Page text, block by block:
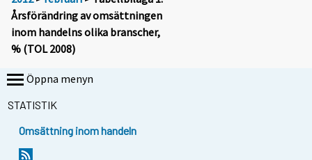
Årsförändring av omsättningen
inom handelns olika branscher,
% (TOL 2008)
Öppna menyn
STATISTIK
Omsättning inom handeln